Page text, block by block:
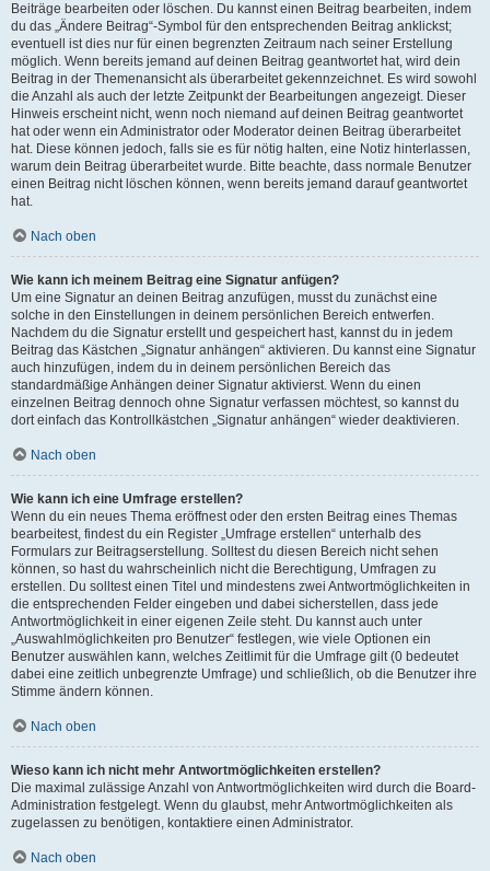
Beiträge bearbeiten oder löschen. Du kannst einen Beitrag bearbeiten, indem
du das „Ändere Beitrag“-Symbol für den entsprechenden Beitrag anklickst;
eventuell ist dies nur für einen begrenzten Zeitraum nach seiner Erstellung
möglich. Wenn bereits jemand auf deinen Beitrag geantwortet hat, wird dein
Beitrag in der Themenansicht als überarbeitet gekennzeichnet. Es wird sowohl
die Anzahl als auch der letzte Zeitpunkt der Bearbeitungen angezeigt. Dieser
Hinweis erscheint nicht, wenn noch niemand auf deinen Beitrag geantwortet
hat oder wenn ein Administrator oder Moderator deinen Beitrag überarbeitet
hat. Diese können jedoch, falls sie es für nötig halten, eine Notiz hinterlassen,
warum dein Beitrag überarbeitet wurde. Bitte beachte, dass normale Benutzer
einen Beitrag nicht löschen können, wenn bereits jemand darauf geantwortet
hat.
Nach oben
Wie kann ich meinem Beitrag eine Signatur anfügen?
Um eine Signatur an deinen Beitrag anzufügen, musst du zunächst eine
solche in den Einstellungen in deinem persönlichen Bereich entwerfen.
Nachdem du die Signatur erstellt und gespeichert hast, kannst du in jedem
Beitrag das Kästchen „Signatur anhängen“ aktivieren. Du kannst eine Signatur
auch hinzufügen, indem du in deinem persönlichen Bereich das
standardmäßige Anhängen deiner Signatur aktivierst. Wenn du einen
einzelnen Beitrag dennoch ohne Signatur verfassen möchtest, so kannst du
dort einfach das Kontrollkästchen „Signatur anhängen“ wieder deaktivieren.
Nach oben
Wie kann ich eine Umfrage erstellen?
Wenn du ein neues Thema eröffnest oder den ersten Beitrag eines Themas
bearbeitest, findest du ein Register „Umfrage erstellen“ unterhalb des
Formulars zur Beitragserstellung. Solltest du diesen Bereich nicht sehen
können, so hast du wahrscheinlich nicht die Berechtigung, Umfragen zu
erstellen. Du solltest einen Titel und mindestens zwei Antwortmöglichkeiten in
die entsprechenden Felder eingeben und dabei sicherstellen, dass jede
Antwortmöglichkeit in einer eigenen Zeile steht. Du kannst auch unter
„Auswahlmöglichkeiten pro Benutzer“ festlegen, wie viele Optionen ein
Benutzer auswählen kann, welches Zeitlimit für die Umfrage gilt (0 bedeutet
dabei eine zeitlich unbegrenzte Umfrage) und schließlich, ob die Benutzer ihre
Stimme ändern können.
Nach oben
Wieso kann ich nicht mehr Antwortmöglichkeiten erstellen?
Die maximal zulässige Anzahl von Antwortmöglichkeiten wird durch die Board-
Administration festgelegt. Wenn du glaubst, mehr Antwortmöglichkeiten als
zugelassen zu benötigen, kontaktiere einen Administrator.
Nach oben